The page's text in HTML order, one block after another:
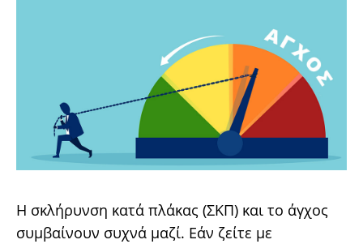
Η σκλήρυνση κατά πλάκας (ΣΚΠ) και το άγχος
συμβαίνουν συχνά μαζί. Εάν ζείτε με